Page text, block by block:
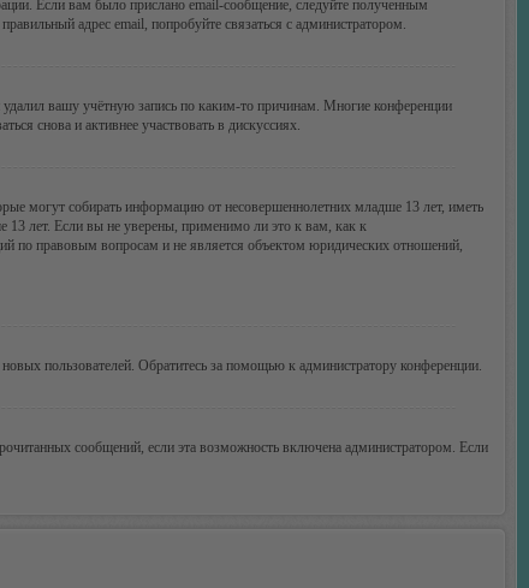
Если вам было прислано email-сообщение, следуйте полученным
адрес email, попробуйте связаться с администратором.
вашу учётную запись по каким-то причинам. Многие конференции
снова и активнее участвовать в дискуссиях.
могут собирать информацию от несовершеннолетних младше 13 лет, иметь
13 лет. Если вы не уверены, применимо ли это к вам, как к
по правовым вопросам и не является объектом юридических отношений,
пользователей. Обратитесь за помощью к администратору конференции.
сообщений, если эта возможность включена администратором. Если